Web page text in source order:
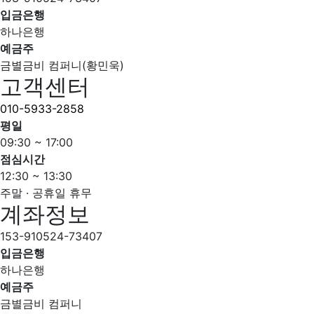
입금은행
하나은행
예금주
금별금비 컴퍼니(황민욱)
고객센터
010-5933-2858
평일
09:30 ~ 17:00
점심시간
12:30 ~ 13:30
주말 · 공휴일 휴무
계좌정보
153-910524-73407
입금은행
하나은행
예금주
금별금비 컴퍼니